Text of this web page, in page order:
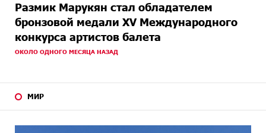
Размик Марукян стал обладателем
бронзовой медали XV Международного
конкурса артистов балета
ОКОЛО ОДНОГО МЕСЯЦА НАЗАД
МИР